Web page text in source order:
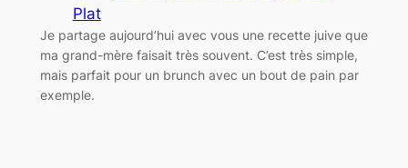
Plat
Je partage aujourd’hui avec vous une recette juive que
ma grand-mère faisait très souvent. C’est très simple,
mais parfait pour un brunch avec un bout de pain par
exemple.